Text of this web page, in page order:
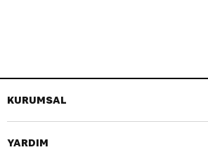
KURUMSAL
YARDIM